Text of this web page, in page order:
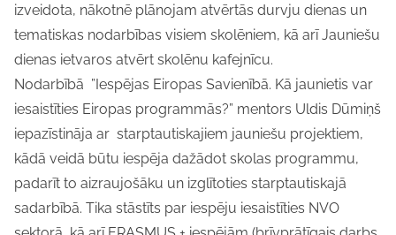
izveidota, nākotnē plānojam atvērtās durvju dienas un
tematiskas nodarbības visiem skolēniem, kā arī Jauniešu
dienas ietvaros atvērt skolēnu kafejnīcu.
Nodarbībā ”Iespējas Eiropas Savienībā. Kā jaunietis var
iesaistīties Eiropas programmās?” mentors Uldis Dūmiņš
iepazīstināja ar starptautiskajiem jauniešu projektiem,
kādā veidā būtu iespēja dažādot skolas programmu,
padarīt to aizraujošāku un izglītoties starptautiskajā
sadarbībā. Tika stāstīts par iespēju iesaistīties NVO